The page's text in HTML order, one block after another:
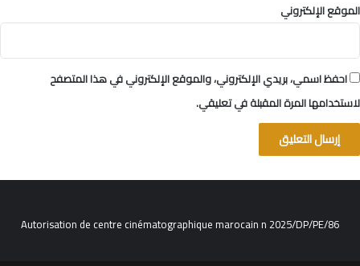
الموقع الإلكتروني
احفظ اسمي، بريدي الإلكتروني، والموقع الإلكتروني في هذا المتصفح
لاستخدامها المرة المقبلة في تعليقي.
Autorisation de centre cinématographique marocain n 2025/DP/PE/86